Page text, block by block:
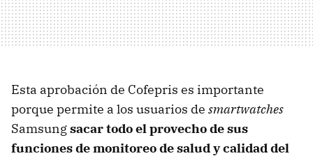
Esta aprobación de Cofepris es importante
porque permite a los usuarios de smartwatches
Samsungsacar todo el provecho de sus
funciones de monitoreo de salud y calidad del